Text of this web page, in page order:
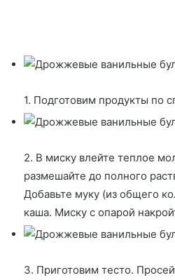
1. Подготовим продукты по
2. В миску влейте теплое
размешайте до полного
Добавьте муку (из общего
каша. Миску с опарой
3. Приготовим тесто.